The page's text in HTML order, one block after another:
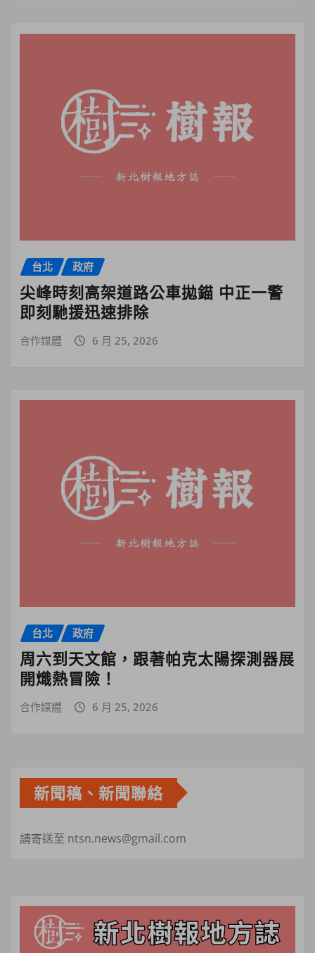
台北 政府
尖峰時刻高架道路公車拋錨 中正一警
即刻馳援迅速排除
合作媒體 6 月 25, 2026
台北 政府
周六到天文館，跟著帕克太陽探測器展
開熾熱冒險！
合作媒體 6 月 25, 2026
新聞稿、新聞聯絡
請寄送至 ntsn.news@gmail.com